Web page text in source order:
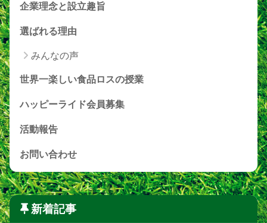
企業理念と設立趣旨
選ばれる理由
みんなの声
世界一楽しい食品ロスの授業
ハッピーライド会員募集
活動報告
お問い合わせ
新着記事